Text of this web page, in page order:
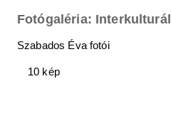
Fotógaléria:
Szabados Éva fotói
10 kép